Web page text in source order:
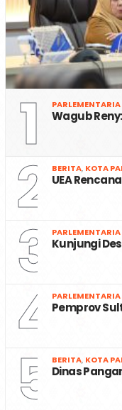
1 PARLEMENTARIA
Wagub
2 BERITA, KOTA
UEA
3 PARLEMENTARIA
Kunjungi
4 PARLEMENTARIA
Pemprov
5 BERITA, KOTA
Dinas